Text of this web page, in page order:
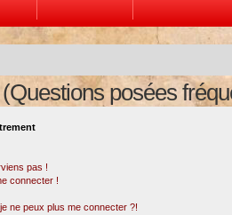
posées
pas !
connecter !
ne peux plus me connecter ?!